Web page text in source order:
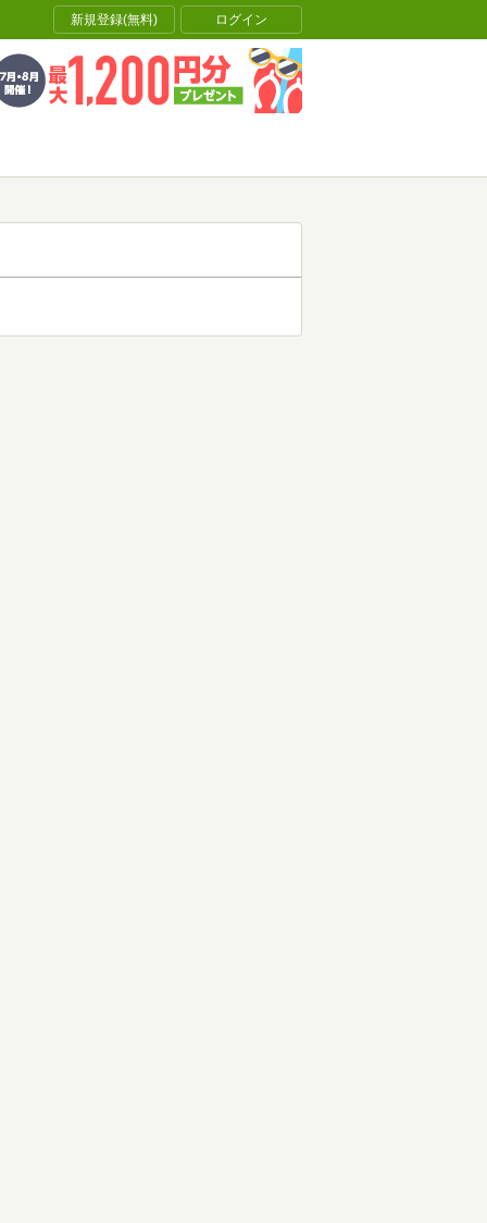
新規登録(無料) ログイン